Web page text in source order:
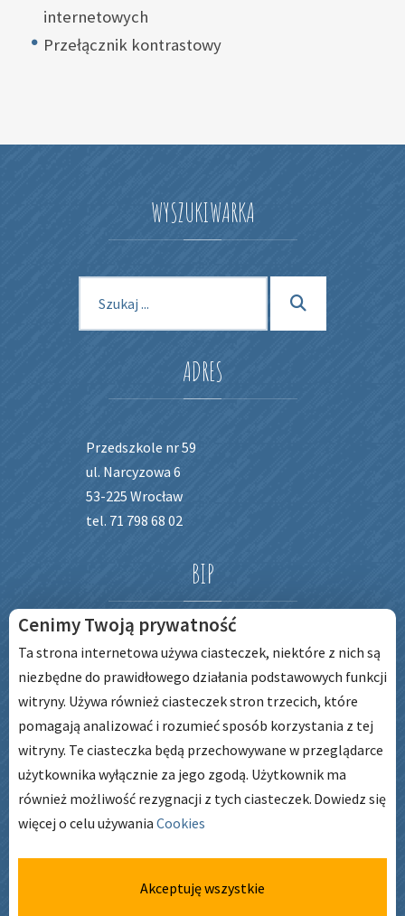
internetowych
Przełącznik kontrastowy
WYSZUKIWARKA
ADRES
Przedszkole nr 59
ul. Narcyzowa 6
53-225 Wrocław
tel. 71 798 68 02
BIP
GODZINYPRACY
Cenimy Twoją prywatność
Ta strona internetowa używa ciasteczek, niektóre z nich są
niezbędne do prawidłowego działania podstawowych funkcji
witryny. Używa również ciasteczek stron trzecich, które
pomagają analizować i rozumieć sposób korzystania z tej
witryny. Te ciasteczka będą przechowywane w przeglądarce
użytkownika wyłącznie za jego zgodą. Użytkownik ma
również możliwość rezygnacji z tych ciasteczek. Dowiedz się
więcej o celu używania Cookies
Akceptuję wszystkie